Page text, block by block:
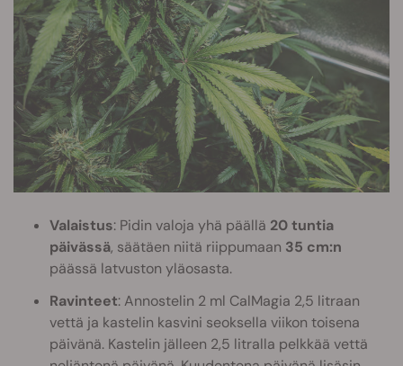
Valaistus: Pidin valoja yhä päällä 20 tuntia
päivässä, säätäen niitä riippumaan 35 cm:n
päässä latvuston yläosasta.
Ravinteet: Annostelin 2 ml CalMagia 2,5 litraan
vettä ja kastelin kasvini seoksella viikon toisena
päivänä. Kastelin jälleen 2,5 litralla pelkkää vettä